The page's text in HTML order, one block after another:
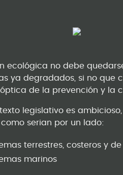
ecológica no debe
ya degradados, si no que
de la prevención y la
legislativo es
serian por un lado:
terrestres, costeros y
marinos